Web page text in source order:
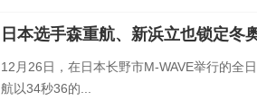
日本选手森重航、新浜立也锁定冬
12月26日，在日本长野市M-WAVE举行的全
航以34秒36的...